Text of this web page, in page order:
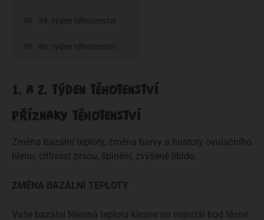
39. týden těhotenství
40. týden těhotenství
1. A 2. TÝDEN TĚHOTENSTVÍ
PŘÍZNAKY TĚHOTENSTVÍ
Změna bazální teploty, změna barvy a hustoty ovulačního
hlenu, citlivost prsou, špinění, zvýšené libido.
ZMĚNA BAZÁLNÍ TEPLOTY
Vaše bazální tělesná teplota klesne na nejnižší bod těsně